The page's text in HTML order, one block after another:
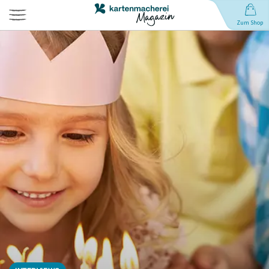
Zum Shop
Hochzeit
Babynamen
Geburtstag
Weihnachten